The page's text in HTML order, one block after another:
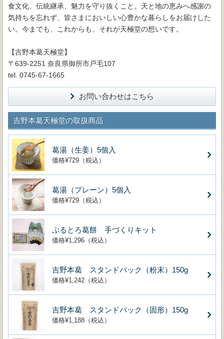
食文化、伝統継承、魅力を守り抜くこと。天と地の恵みへ感謝の
気持ちを忘れず、皆さまにおいしい心豊かな暮らしをお届けした
い。今までも、これからも、それが天極堂の想いです。
【吉野本葛天極堂】
〒639-2251 奈良県御所市戸毛107
tel. 0745-67-1665
お問い合わせはこちら
吉野本葛天極堂の取扱商品
葛湯（生姜）5個入
価格¥729（税込）
葛湯（プレーン）5個入
価格¥729（税込）
ぷるとろ葛餅 手づくりキット
価格¥1,296（税込）
吉野本葛 スタンドパック（粉末）150g
価格¥1,242（税込）
吉野本葛 スタンドパック（固形）150g
価格¥1,188（税込）